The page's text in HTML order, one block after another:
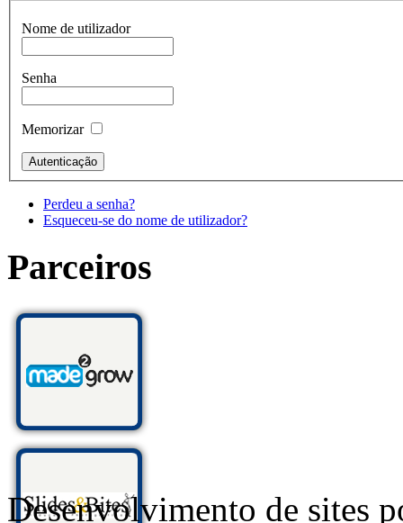
Nome de utilizador
Senha
Memorizar
Perdeu a senha?
Esqueceu-se do nome de utilizador?
Parceiros
Desenvolvimento de sites